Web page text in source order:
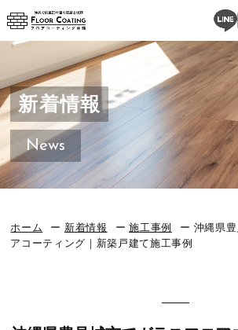
新着情報
News
ホーム 新着情報 施工事例
沖縄県
アコーティング｜新築戸建て施工事例